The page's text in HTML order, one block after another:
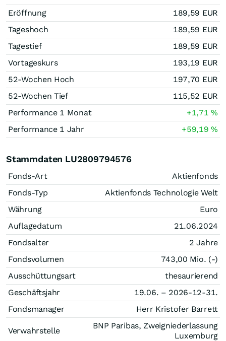
Eröffnung
189,59 EUR
Tageshoch
189,59 EUR
Tagestief
189,59 EUR
Vortageskurs
193,19 EUR
52-Wochen Hoch
197,70 EUR
52-Wochen Tief
115,52 EUR
Performance 1 Monat
+1,71%
Performance 1 Jahr
+59,19%
Stammdaten LU2809794576
Fonds-Art
Aktienfonds
Fonds-Typ
Aktienfonds Technologie Welt
Währung
Euro
Auflagedatum
21.06.2024
Fondsalter
2 Jahre
Fondsvolumen
743,00 Mio. (-)
Ausschüttungsart
thesaurierend
Geschäftsjahr
19.06. – 2026-12-31.
Fondsmanager
Herr Kristofer Barrett
Verwahrstelle
BNP Paribas, Zweigniederlassung
Luxemburg